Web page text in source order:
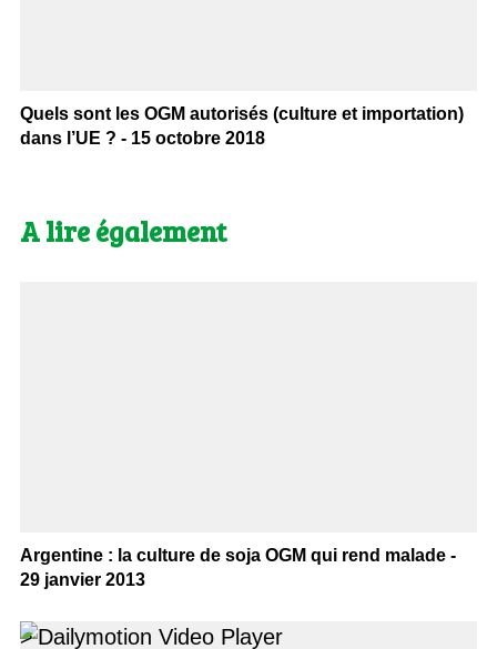
Quels sont les OGM autorisés (culture et importation)
dans l’UE ? - 15 octobre 2018
A lire également
Argentine : la culture de soja OGM qui rend malade -
29 janvier 2013
>